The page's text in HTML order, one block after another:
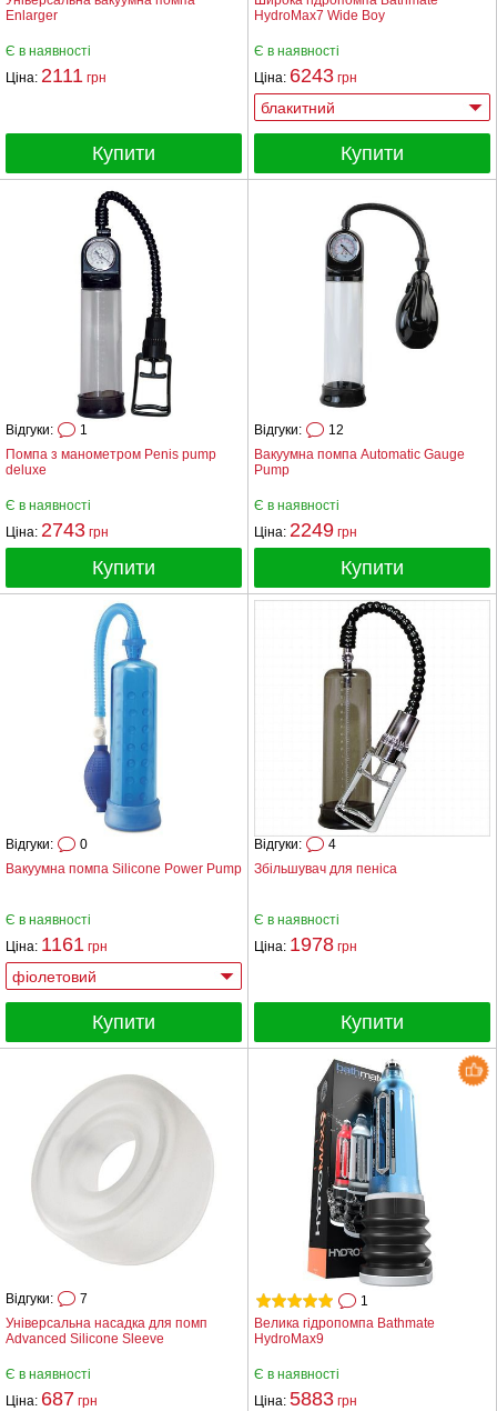
Enlarger
Є в наявності
Ціна: 2111 грн
Купити
HydroMax7 Wide Boy
Є в наявності
Ціна: 6243 грн
Купити
Помпа з манометром Penis pump
deluxe
Відгуки: 1
Є в наявності
Ціна: 2743 грн
Купити
Вакуумна помпа Automatic Gauge
Pump
Відгуки: 12
Є в наявності
Ціна: 2249 грн
Купити
Вакуумна помпа Silicone Power Pump
Відгуки: 0
Є в наявності
Ціна: 1161 грн
Купити
Збільшувач для пеніса
Відгуки: 4
Є в наявності
Ціна: 1978 грн
Купити
Універсальна насадка для помп
Advanced Silicone Sleeve
Відгуки: 7
Є в наявності
Ціна: 687 грн
Велика гідропомпа Bathmate
HydroMax9
1
Є в наявності
Ціна: 5883 грн